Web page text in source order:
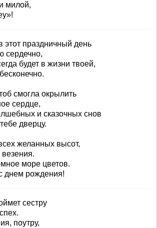
милой,
этот праздничный день
сердечно,
будет в жизни твоей,
смогла окрылить
сердце,
и сказочных снов
дверцу.
желанных высот,
море цветов.
днем рождения!
сестру
поутру,